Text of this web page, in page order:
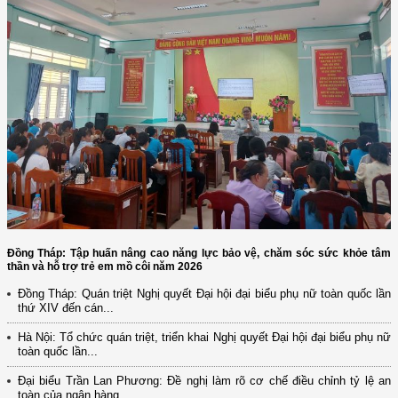
Đồng Tháp: Tập huấn nâng cao năng lực bảo vệ, chăm sóc sức khỏe tâm
thần và hỗ trợ trẻ em mồ côi năm 2026
Đồng Tháp: Quán triệt Nghị quyết Đại hội đại biểu phụ nữ toàn quốc lần
thứ XIV đến cán...
Hà Nội: Tổ chức quán triệt, triển khai Nghị quyết Đại hội đại biểu phụ nữ
toàn quốc lần...
Đại biểu Trần Lan Phương: Đề nghị làm rõ cơ chế điều chỉnh tỷ lệ an
toàn của ngân hàng
(12/TB-HĐKH) V/v đăng ký, đề xuất nhiệm vụ Khoa học, công nghệ và